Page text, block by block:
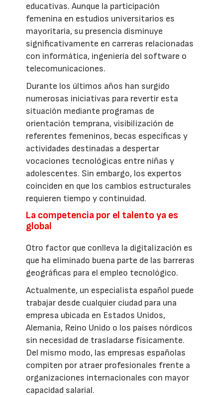
educativas. Aunque la participación
femenina en estudios universitarios es
mayoritaria, su presencia disminuye
significativamente en carreras relacionadas
con informática, ingeniería del software o
telecomunicaciones.
Durante los últimos años han surgido
numerosas iniciativas para revertir esta
situación mediante programas de
orientación temprana, visibilización de
referentes femeninos, becas específicas y
actividades destinadas a despertar
vocaciones tecnológicas entre niñas y
adolescentes. Sin embargo, los expertos
coinciden en que los cambios estructurales
requieren tiempo y continuidad.
La competencia por el talento ya es
global
Otro factor que conlleva la digitalización es
que ha eliminado buena parte de las barreras
geográficas para el empleo tecnológico.
Actualmente, un especialista español puede
trabajar desde cualquier ciudad para una
empresa ubicada en Estados Unidos,
Alemania, Reino Unido o los países nórdicos
sin necesidad de trasladarse físicamente.
Del mismo modo, las empresas españolas
compiten por atraer profesionales frente a
organizaciones internacionales con mayor
capacidad salarial.